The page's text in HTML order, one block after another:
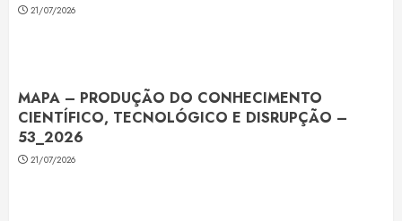
21/07/2026
MAPA – PRODUÇÃO DO CONHECIMENTO
CIENTÍFICO, TECNOLÓGICO E DISRUPÇÃO –
53_2026
21/07/2026